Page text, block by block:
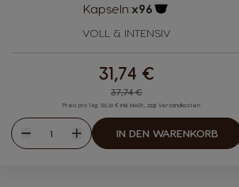
Kapseln:x96
VOLL & INTENSIV
Regular Price
37,74 €
31,74 €
Preis pro 1 kg: 56,16 € inkl. MwSt., zzgl. Versandkosten
Abnahme
Menge
Zunahme
IN DEN WARENKORB